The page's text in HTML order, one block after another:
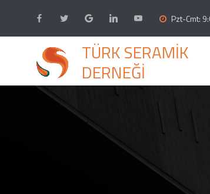
Pzt-Cmt:
TÜRK SERAMİK
DERNEĞİ